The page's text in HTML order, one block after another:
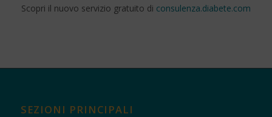
Scopri il nuovo servizio gratuito di consulenza.diabete.com
SEZIONI PRINCIPALI